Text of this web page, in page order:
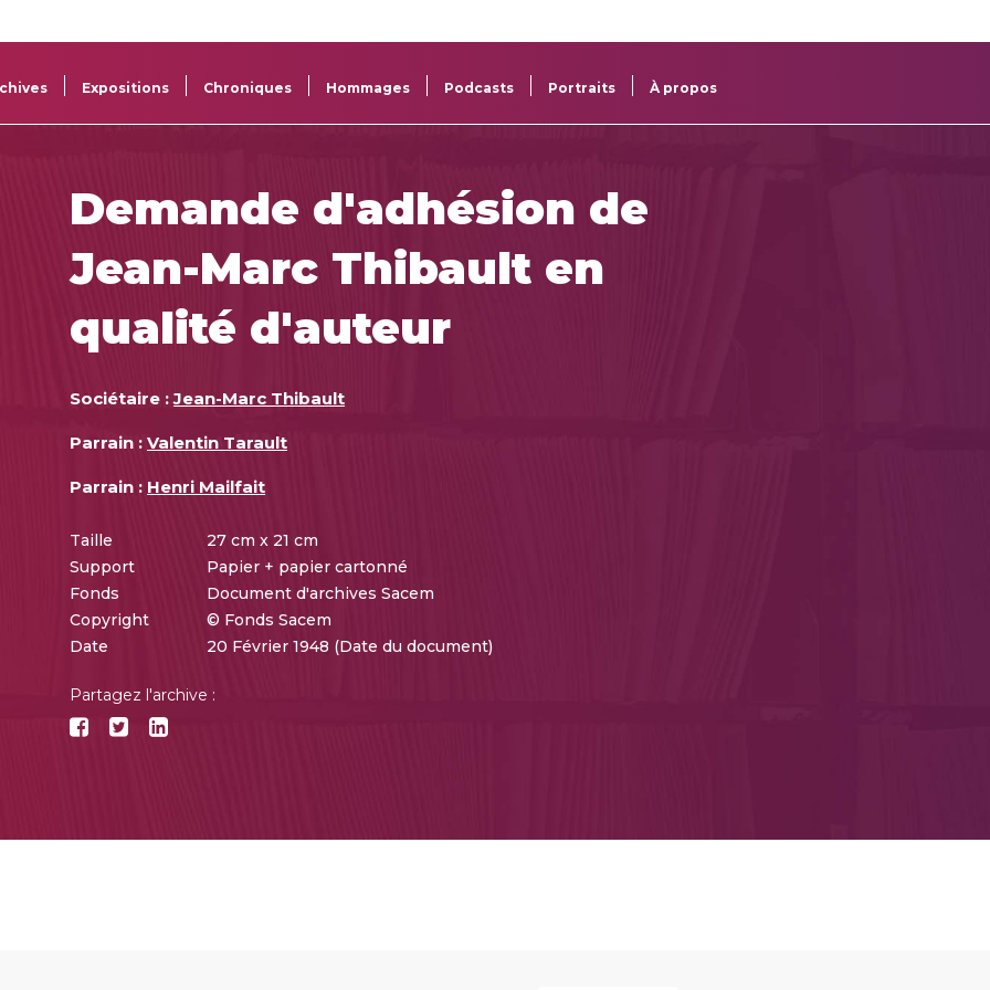
Sacem
projets
Sacem
des œuvres
Expositions Chroniques Hommages Podcasts Portraits À propos
Demande d'adhésion de
Jean-Marc Thibault en
qualité d'auteur
Sociétaire : Jean-Marc Thibault
Parrain : Valentin Tarault
Parrain : Henri Mailfait
Taille
27 cm x 21 cm
Support
Papier + papier cartonné
Fonds
Document d'archives Sacem
Copyright
© Fonds Sacem
Date
20 Février 1948 (Date du document)
Partagez l'archive :